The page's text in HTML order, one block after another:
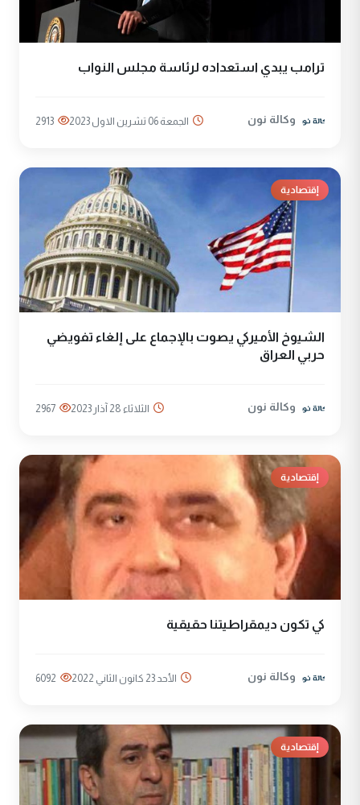
ترامب يبدي استعداده لرئاسة مجلس النواب
وكالة نون الجمعة 06 تشرين الاول 2023 2913
إقتصادية
الشيوخ الأميركي يصوت بالإجماع على إلغاء تفويضي
حربي العراق
وكالة نون الثلاثاء 28 آذار 2023 2967
إقتصادية
كي تكون ديمقراطيتنا حقيقية
وكالة نون الأحد 23 كانون الثاني 2022 6092
إقتصادية